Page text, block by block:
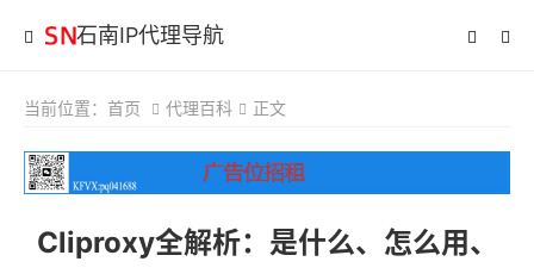
石南IP代理导航
当前位置： 首页 代理百科 正文
Cliproxy全解析：是什么、怎么用、